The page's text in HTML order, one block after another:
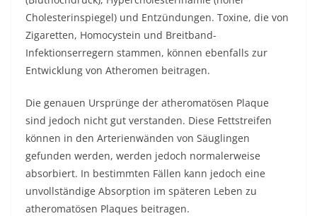
Cholesterinspiegel) und Entzündungen. Toxine, die von
Zigaretten, Homocystein und Breitband-
Infektionserregern stammen, können ebenfalls zur
Entwicklung von Atheromen beitragen.
Die genauen Ursprünge der atheromatösen Plaque
sind jedoch nicht gut verstanden. Diese Fettstreifen
können in den Arterienwänden von Säuglingen
gefunden werden, werden jedoch normalerweise
absorbiert. In bestimmten Fällen kann jedoch eine
unvollständige Absorption im späteren Leben zu
atheromatösen Plaques beitragen.